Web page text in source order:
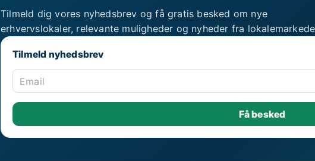
Tilmeld dig vores nyhedsbrev og få gratis besked om nye
erhvervslokaler, relevante muligheder og nyheder fra
Tilmeld nyhedsbrev
Email